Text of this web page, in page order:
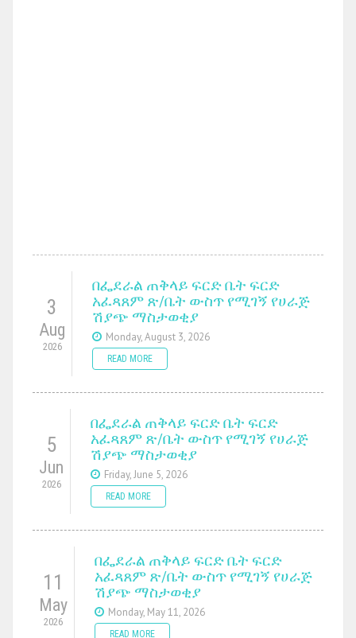
3
Aug
2026
በፌደራል ጠቅላይ ፍርድ ቤት ፍርድ
አፈጻጸም ጽ/ቤት ውስጥ የሚገኝ የሀራጅ
ሽያጭ ማስታወቂያ
Monday, August 3, 2026
READ MORE
5
Jun
2026
በፌደራል ጠቅላይ ፍርድ ቤት ፍርድ
አፈጻጸም ጽ/ቤት ውስጥ የሚገኝ የሀራጅ
ሽያጭ ማስታወቂያ
Friday, June 5, 2026
READ MORE
11
May
2026
በፌደራል ጠቅላይ ፍርድ ቤት ፍርድ
አፈጻጸም ጽ/ቤት ውስጥ የሚገኝ የሀራጅ
ሽያጭ ማስታወቂያ
Monday, May 11, 2026
READ MORE